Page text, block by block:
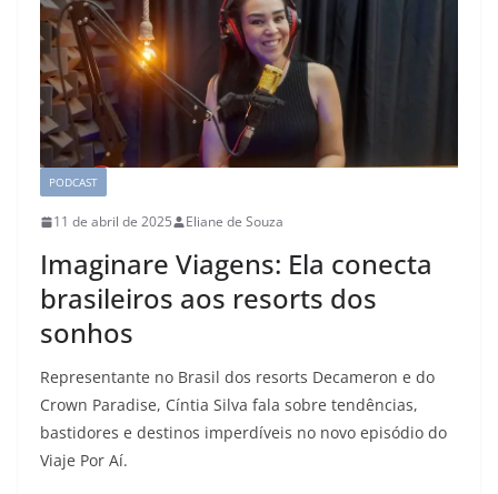
PODCAST
11 de abril de 2025 Eliane de Souza
Imaginare Viagens: Ela conecta
brasileiros aos resorts dos
sonhos
Representante no Brasil dos resorts Decameron e do
Crown Paradise, Cíntia Silva fala sobre tendências,
bastidores e destinos imperdíveis no novo episódio do
Viaje Por Aí.